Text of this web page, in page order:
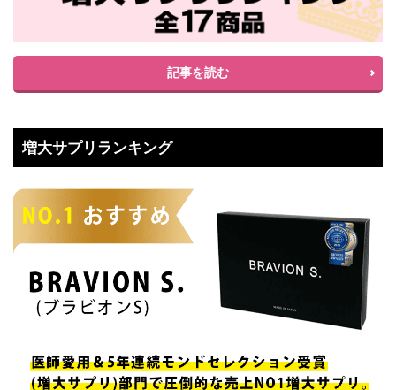
記事を読む
増大サプリランキング